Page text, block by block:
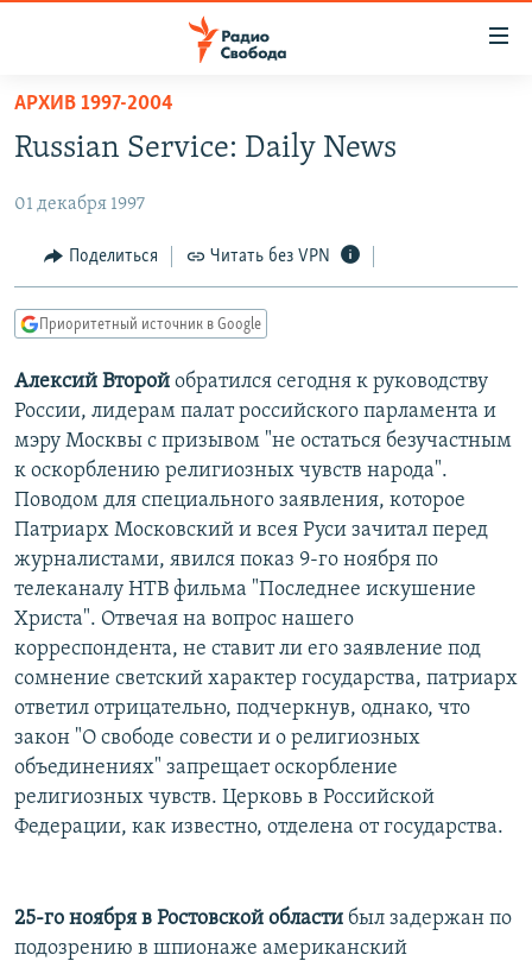
упрощенного
доступа
содержанию
Вернутся
навигации
Вернутся
поиску
АВТОРСКИЕ ПРОЕКТЫ
ЦИТАТЫ СВОБОДЫ
КУЛЬТУРА
IDEL.РЕАЛИИ
КАВКАЗ.РЕАЛИИ
СЕВЕР.РЕАЛИИ
СИБИРЬ.РЕАЛИИ
РАСПИСАНИЕ ВЕЩАНИЯ
ПОДПИШИТЕСЬ НА РАССЫЛКУ
СОЦИАЛЬНЫЕ СЕТИ
Все сайты РСЕ/РС
АРХИВ 1997-2004
Russian Service: Daily News
01 декабря 1997
Поделиться Читать без VPN
Приоритетный источник в Google
Алексий Второй обратился сегодня к руководству
России, лидерам палат российского парламента и
мэру Москвы с призывом "не остаться безучастным
к оскорблению религиозных чувств народа".
Поводом для специального заявления, которое
Патриарх Московский и всея Руси зачитал перед
журналистами, явился показ 9-го ноября по
телеканалу НТВ фильма "Последнее искушение
Христа". Отвечая на вопрос нашего
корреспондента, не ставит ли его заявление под
сомнение светский характер государства, патриарх
ответил отрицательно, подчеркнув, однако, что
закон "О свободе совести и о религиозных
объединениях" запрещает оскорбление
религиозных чувств. Церковь в Российской
Федерации, как известно, отделена от государства.
25-го ноября в Ростовской области был задержан по
подозрению в шпионаже американский